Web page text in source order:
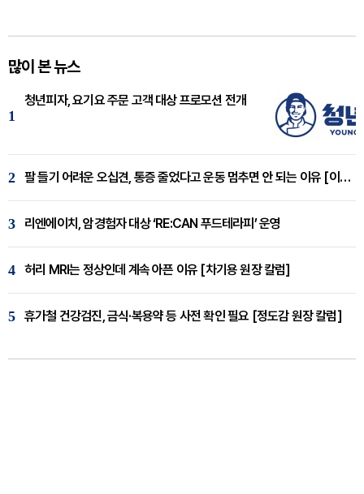
많이 본 뉴스
1
청년피자, 요기요 주문 고객 대상 프로모션 전개
2 팔 들기 어려운 오십견, 통증 줄었다고 운동 멈추면 안 되는 이유 [이병욱 원장 칼럼]
3 리엔에이치, 암경험자 대상 ‘RE:CAN 푸드테라피’ 운영
4 허리 MRI는 정상인데 계속 아픈 이유 [차기용 원장 칼럼]
5 휴가철 건강검진, 금식·복용약 등 사전 확인 필요 [정도감 원장 칼럼]